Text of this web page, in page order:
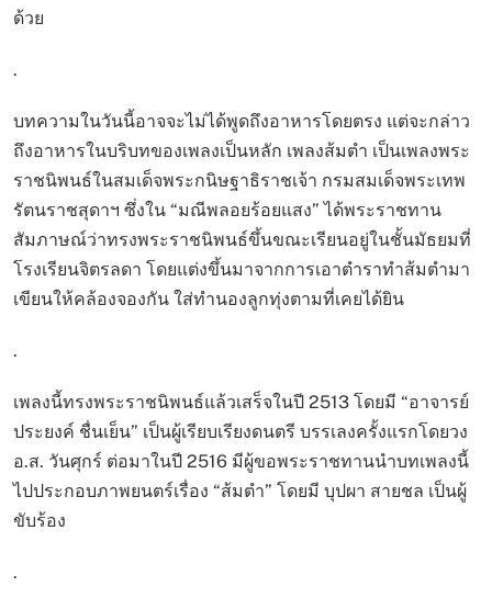
ด้วย
.
บทความในวันนี้อาจจะไม่ได้พูดถึงอาหารโดยตรง แต่จะกล่าว
ถึงอาหารในบริบทของเพลงเป็นหลัก เพลงส้มตำ เป็นเพลงพระ
ราชนิพนธ์ในสมเด็จพระกนิษฐาธิราชเจ้า กรมสมเด็จพระเทพ
รัตนราชสุดาฯ ซึ่งใน “มณีพลอยร้อยแสง” ได้พระราชทาน
สัมภาษณ์ว่าทรงพระราชนิพนธ์ขึ้นขณะเรียนอยู่ในชั้นมัธยมที่
โรงเรียนจิตรลดา โดยแต่งขึ้นมาจากการเอาตำราทำส้มตำมา
เขียนให้คล้องจองกัน ใส่ทำนองลูกทุ่งตามที่เคยได้ยิน
.
เพลงนี้ทรงพระราชนิพนธ์แล้วเสร็จในปี 2513 โดยมี “อาจารย์
ประยงค์ ชื่นเย็น” เป็นผู้เรียบเรียงดนตรี บรรเลงครั้งแรกโดยวง
อ.ส. วันศุกร์ ต่อมาในปี 2516 มีผู้ขอพระราชทานนำบทเพลงนี้
ไปประกอบภาพยนตร์เรื่อง “ส้มตำ” โดยมี บุปผา สายชล เป็นผู้
ขับร้อง
.